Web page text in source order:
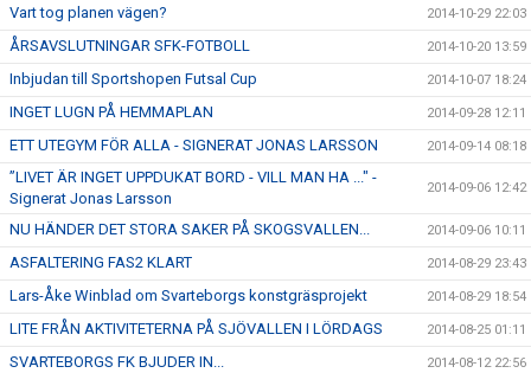
Vart tog planen vägen? 2014-10-29 22:03
ÅRSAVSLUTNINGAR SFK-FOTBOLL 2014-10-20 13:59
Inbjudan till Sportshopen Futsal Cup 2014-10-07 18:24
INGET LUGN PÅ HEMMAPLAN 2014-09-28 12:11
ETT UTEGYM FÖR ALLA - SIGNERAT JONAS LARSSON 2014-09-14 08:18
”LIVET ÄR INGET UPPDUKAT BORD - VILL MAN HA ..." -
Signerat Jonas Larsson
2014-09-06 12:42
NU HÄNDER DET STORA SAKER PÅ SKOGSVALLEN... 2014-09-06 10:11
ASFALTERING FAS2 KLART 2014-08-29 23:43
Lars-Åke Winblad om Svarteborgs konstgräsprojekt 2014-08-29 18:54
LITE FRÅN AKTIVITETERNA PÅ SJÖVALLEN I LÖRDAGS 2014-08-25 01:11
SVARTEBORGS FK BJUDER IN... 2014-08-12 22:56